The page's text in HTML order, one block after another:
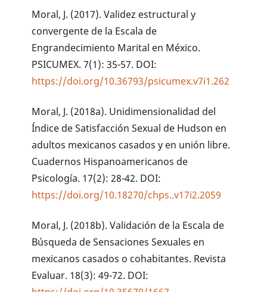
Moral, J. (2017). Validez estructural y
convergente de la Escala de
Engrandecimiento Marital en México.
PSICUMEX. 7(1): 35-57. DOI:
https://doi.org/10.36793/psicumex.v7i1.262
Moral, J. (2018a). Unidimensionalidad del
Índice de Satisfacción Sexual de Hudson en
adultos mexicanos casados y en unión libre.
Cuadernos Hispanoamericanos de
Psicología. 17(2): 28-42. DOI:
https://doi.org/10.18270/chps..v17i2.2059
Moral, J. (2018b). Validación de la Escala de
Búsqueda de Sensaciones Sexuales en
mexicanos casados o cohabitantes. Revista
Evaluar. 18(3): 49-72. DOI: